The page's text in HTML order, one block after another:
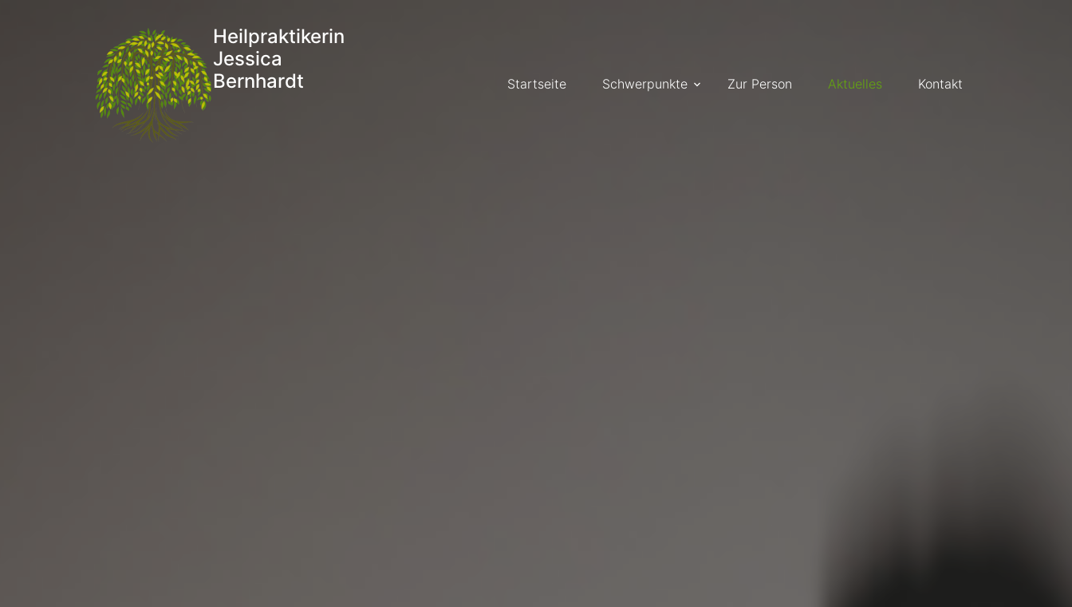
Heilpraktikerin
Jessica
Bernhardt
Startseite Schwerpunkte Zur Person Aktuelles Kontakt